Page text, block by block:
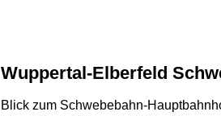
Wuppertal-Elberfeld
Blick zum Schwebebahn-